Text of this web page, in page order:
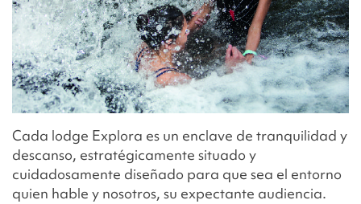
Cada lodge Explora es un enclave de tranquilidad y
descanso, estratégicamente situado y
cuidadosamente diseñado para que sea el entorno
quien hable y nosotros, su expectante audiencia.